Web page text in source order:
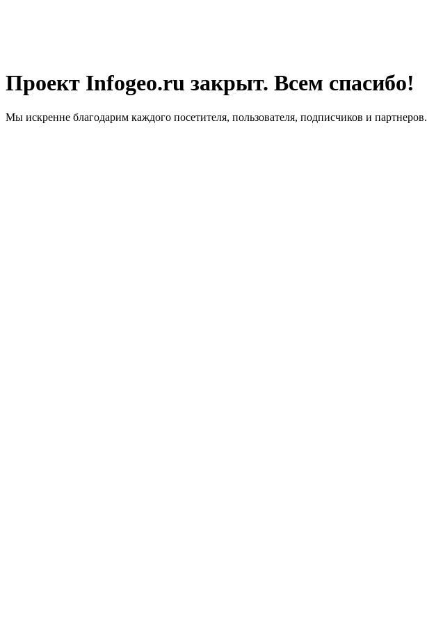
Проект Infogeo.ru закрыт. Всем спасибо!
Мы искренне благодарим каждого посетителя, пользователя, подписчиков и партнеров.